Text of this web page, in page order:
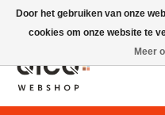
Riese & Müller Nevo5
Door het gebruiken van onze
cookies om onze website te
Meer